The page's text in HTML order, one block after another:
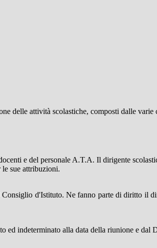
delle attività scolastiche, composti dalle varie
e del personale A.T.A. Il dirigente
sue attribuzioni.
d'Istituto. Ne fanno parte di diritto il
indeterminato alla data della riunione e dal